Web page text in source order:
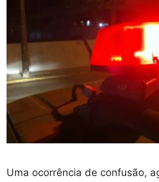
Uma ocorrência de confusão,